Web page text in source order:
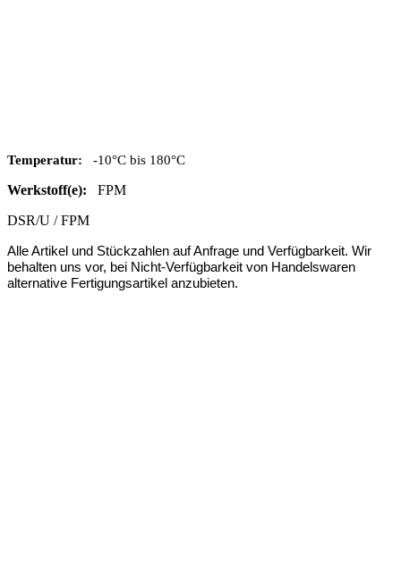
Temperatur: -10°C bis 180°C
Werkstoff(e): FPM
DSR/U / FPM
Alle Artikel und Stückzahlen auf Anfrage und Verfügbarkeit. Wir
behalten uns vor, bei Nicht-Verfügbarkeit von Handelswaren
alternative Fertigungsartikel anzubieten.